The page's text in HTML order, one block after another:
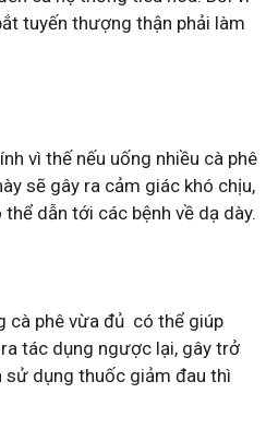
tuyến thượng thận phải làm
vì thế nếu uống nhiều cà phê
sẽ gây ra cảm giác khó chịu,
dẫn tới các bệnh về dạ dày.
cà phê vừa đủ có thể giúp
tác dụng ngược lại, gây trở
sử dụng thuốc giảm đau thì